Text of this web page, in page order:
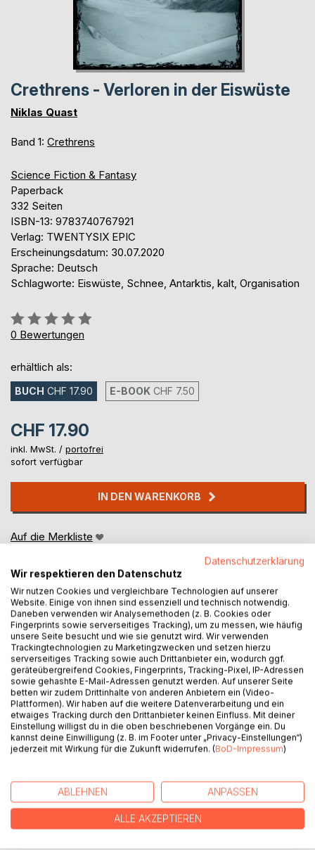
Crethrens - Verloren in der Eiswüste
Niklas Quast
Band 1: Crethrens
Science Fiction & Fantasy
Paperback
332 Seiten
ISBN-13: 9783740767921
Verlag: TWENTYSIX EPIC
Erscheinungsdatum: 30.07.2020
Sprache: Deutsch
Schlagworte: Eiswüste, Schnee, Antarktis, kalt, Organisation
Bewertung::
0%
0 Bewertungen
erhältlich als:
BUCH CHF 17.90 E-BOOK CHF 7.50
CHF 17.90
inkl. MwSt. / portofrei
sofort verfügbar
IN DEN WARENKORB
Auf die Merkliste
BESCHREIBUNG
Der jugendliche Oskar findet sich inmitten einer
gigantischen Eiswüste mit neunzehn anderen Jugendlichen
wieder. Schon bald erkennen alle, dass sie sich in einem
perfiden Test befinden, bei dem es nicht nur um das blanke
AUTOR/IN
Datenschutzerklärung
Wir respektieren den Datenschutz
Wir nutzen Cookies und vergleichbare Technologien auf unserer
Website. Einige von ihnen sind essenziell und technisch notwendig.
Daneben verwenden wir Analysemethoden (z. B. Cookies oder
Fingerprints sowie serverseitiges Tracking), um zu messen, wie häufig
unsere Seite besucht und wie sie genutzt wird. Wir verwenden
Trackingtechnologien zu Marketingzwecken und setzen hierzu
serverseitiges Tracking sowie auch Drittanbieter ein, wodurch ggf.
geräteübergreifend Cookies, Fingerprints, Tracking-Pixel, IP-Adressen
sowie gehashte E-Mail-Adressen genutzt werden. Auf unserer Seite
betten wir zudem Drittinhalte von anderen Anbietern ein (Video-
Plattformen). Wir haben auf die weitere Datenverarbeitung und ein
etwaiges Tracking durch den Drittanbieter keinen Einfluss. Mit deiner
Einstellung willigst du in die oben beschriebenen Vorgänge ein. Du
kannst deine Einwilligung (z. B. im Footer unter „Privacy-Einstellungen“)
jederzeit mit Wirkung für die Zukunft widerrufen. (BoD-Impressum)
ABLEHNEN ANPASSEN
ALLE AKZEPTIEREN